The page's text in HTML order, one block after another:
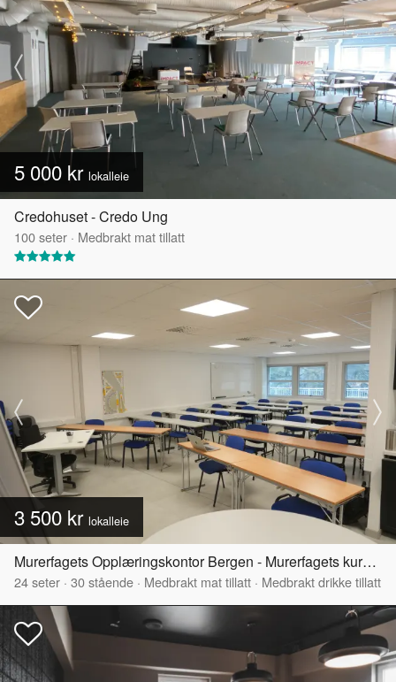
5 000 kr lokalleie
Credohuset - Credo Ung
100seter · Medbrakt mat tillatt
3 500 kr lokalleie
Murerfagets Opplæringskontor Bergen - Murerfagets kurs- og møtelokaler
24seter · 30stående · Medbrakt mat tillatt · Medbrakt drikke tillatt